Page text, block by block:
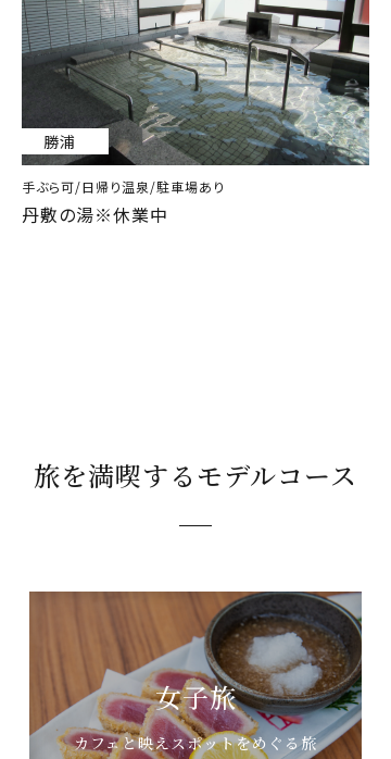
勝浦
手ぶら可/日帰り温泉/駐車場あり
丹敷の湯※休業中
旅を満喫するモデルコース
女子旅
カフェと映えスポットをめぐる旅